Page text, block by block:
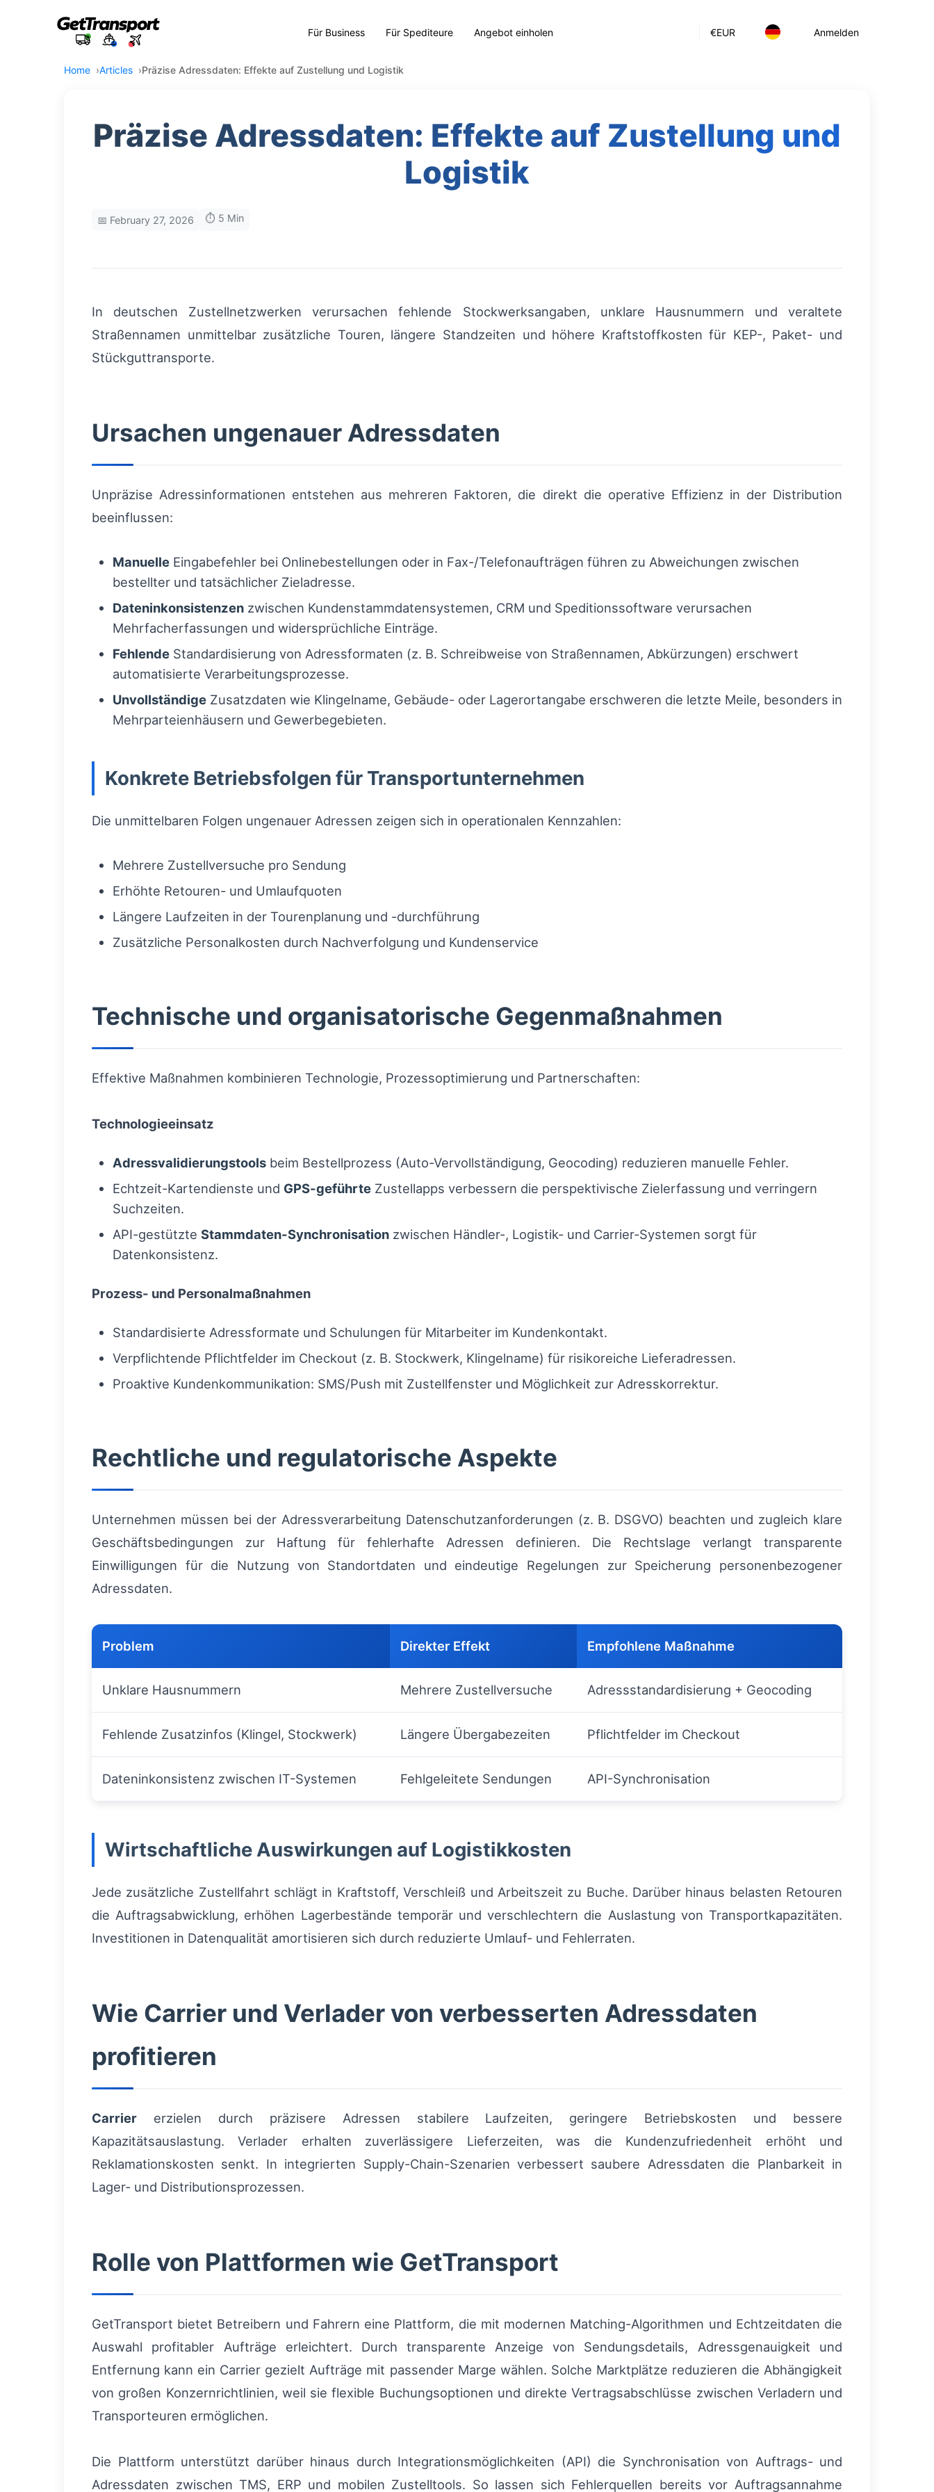
€EUR Anmelden
Für Business Für Spediteure Angebot einholen
Home Articles Präzise Adressdaten: Effekte auf Zustellung und Logistik
Präzise Adressdaten: Effekte auf Zustellung und
Logistik
📅 February 27, 2026 ⏱️ 5 Min
In deutschen Zustellnetzwerken verursachen fehlende Stockwerksangaben, unklare Hausnummern und veraltete
Straßennamen unmittelbar zusätzliche Touren, längere Standzeiten und höhere Kraftstoffkosten für KEP-, Paket- und
Stückguttransporte.
Ursachen ungenauer Adressdaten
Unpräzise Adressinformationen entstehen aus mehreren Faktoren, die direkt die operative Effizienz in der Distribution
beeinflussen:
Manuelle Eingabefehler bei Onlinebestellungen oder in Fax-/Telefonaufträgen führen zu Abweichungen zwischen
bestellter und tatsächlicher Zieladresse.
Dateninkonsistenzen zwischen Kundenstammdatensystemen, CRM und Speditionssoftware verursachen
Mehrfacherfassungen und widersprüchliche Einträge.
Fehlende Standardisierung von Adressformaten (z. B. Schreibweise von Straßennamen, Abkürzungen) erschwert
automatisierte Verarbeitungsprozesse.
Unvollständige Zusatzdaten wie Klingelname, Gebäude- oder Lagerortangabe erschweren die letzte Meile, besonders in
Mehrparteienhäusern und Gewerbegebieten.
Konkrete Betriebsfolgen für Transportunternehmen
Die unmittelbaren Folgen ungenauer Adressen zeigen sich in operationalen Kennzahlen:
Mehrere Zustellversuche pro Sendung
Erhöhte Retouren- und Umlaufquoten
Längere Laufzeiten in der Tourenplanung und -durchführung
Zusätzliche Personalkosten durch Nachverfolgung und Kundenservice
Technische und organisatorische Gegenmaßnahmen
Effektive Maßnahmen kombinieren Technologie, Prozessoptimierung und Partnerschaften:
Technologieeinsatz
Adressvalidierungstools beim Bestellprozess (Auto-Vervollständigung, Geocoding) reduzieren manuelle Fehler.
Echtzeit-Kartendienste und GPS-geführte Zustellapps verbessern die perspektivische Zielerfassung und verringern
Suchzeiten.
API-gestützte Stammdaten-Synchronisation zwischen Händler-, Logistik- und Carrier-Systemen sorgt für
Datenkonsistenz.
Prozess- und Personalmaßnahmen
Standardisierte Adressformate und Schulungen für Mitarbeiter im Kundenkontakt.
Verpflichtende Pflichtfelder im Checkout (z. B. Stockwerk, Klingelname) für risikoreiche Lieferadressen.
Proaktive Kundenkommunikation: SMS/Push mit Zustellfenster und Möglichkeit zur Adresskorrektur.
Rechtliche und regulatorische Aspekte
Unternehmen müssen bei der Adressverarbeitung Datenschutzanforderungen (z. B. DSGVO) beachten und zugleich klare
Geschäftsbedingungen zur Haftung für fehlerhafte Adressen definieren. Die Rechtslage verlangt transparente
Einwilligungen für die Nutzung von Standortdaten und eindeutige Regelungen zur Speicherung personenbezogener
Adressdaten.
Problem Direkter Effekt Empfohlene Maßnahme
Unklare Hausnummern Mehrere Zustellversuche Adressstandardisierung + Geocoding
Fehlende Zusatzinfos (Klingel, Stockwerk) Längere Übergabezeiten Pflichtfelder im Checkout
Dateninkonsistenz zwischen IT-Systemen Fehlgeleitete Sendungen API-Synchronisation
Wirtschaftliche Auswirkungen auf Logistikkosten
Jede zusätzliche Zustellfahrt schlägt in Kraftstoff, Verschleiß und Arbeitszeit zu Buche. Darüber hinaus belasten Retouren
die Auftragsabwicklung, erhöhen Lagerbestände temporär und verschlechtern die Auslastung von Transportkapazitäten.
Investitionen in Datenqualität amortisieren sich durch reduzierte Umlauf- und Fehlerraten.
Wie Carrier und Verlader von verbesserten Adressdaten
profitieren
Carrier erzielen durch präzisere Adressen stabilere Laufzeiten, geringere Betriebskosten und bessere
Kapazitätsauslastung. Verlader erhalten zuverlässigere Lieferzeiten, was die Kundenzufriedenheit erhöht und
Reklamationskosten senkt. In integrierten Supply-Chain-Szenarien verbessert saubere Adressdaten die Planbarkeit in
Lager- und Distributionsprozessen.
Rolle von Plattformen wie GetTransport
GetTransport bietet Betreibern und Fahrern eine Plattform, die mit modernen Matching-Algorithmen und Echtzeitdaten die
Auswahl profitabler Aufträge erleichtert. Durch transparente Anzeige von Sendungsdetails, Adressgenauigkeit und
Entfernung kann ein Carrier gezielt Aufträge mit passender Marge wählen. Solche Marktplätze reduzieren die Abhängigkeit
von großen Konzernrichtlinien, weil sie flexible Buchungsoptionen und direkte Vertragsabschlüsse zwischen Verladern und
Transporteuren ermöglichen.
Die Plattform unterstützt darüber hinaus durch Integrationsmöglichkeiten (API) die Synchronisation von Auftrags- und
Adressdaten zwischen TMS, ERP und mobilen Zustelltools. So lassen sich Fehlerquellen bereits vor Auftragsannahme